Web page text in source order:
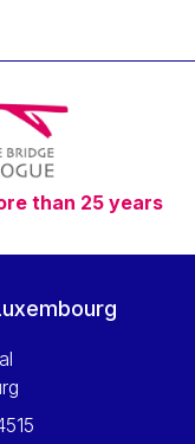
than 25 years